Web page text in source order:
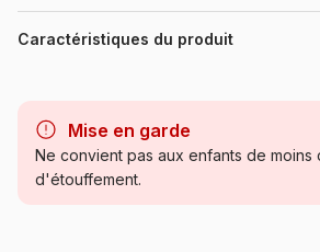
Josephine Wall. www.josephinewall.com
Caractéristiques du produit
Catégorie
Puzzles -
Mise en garde
Ne convient pas aux enfants de moins
d'étouffement.